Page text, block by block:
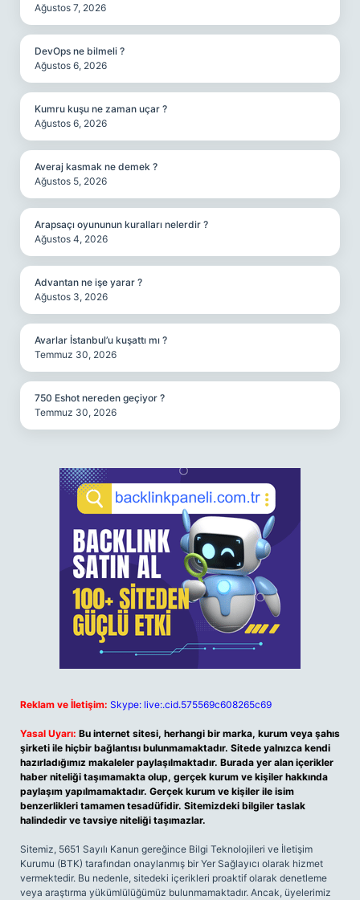
Ağustos 7, 2026
DevOps ne bilmeli ?
Ağustos 6, 2026
Kumru kuşu ne zaman uçar ?
Ağustos 6, 2026
Averaj kasmak ne demek ?
Ağustos 5, 2026
Arapsaçı oyununun kuralları nelerdir ?
Ağustos 4, 2026
Advantan ne işe yarar ?
Ağustos 3, 2026
Avarlar İstanbul’u kuşattı mı ?
Temmuz 30, 2026
750 Eshot nereden geçiyor ?
Temmuz 30, 2026
Reklam ve İletişim: Skype: live:.cid.575569c608265c69
Yasal Uyarı: Bu internet sitesi, herhangi bir marka, kurum veya şahıs
şirketi ile hiçbir bağlantısı bulunmamaktadır. Sitede yalnızca kendi
hazırladığımız makaleler paylaşılmaktadır. Burada yer alan içerikler
haber niteliği taşımamakta olup, gerçek kurum ve kişiler hakkında
paylaşım yapılmamaktadır. Gerçek kurum ve kişiler ile isim
benzerlikleri tamamen tesadüfidir. Sitemizdeki bilgiler taslak
halindedir ve tavsiye niteliği taşımazlar.
Sitemiz, 5651 Sayılı Kanun gereğince Bilgi Teknolojileri ve İletişim
Kurumu (BTK) tarafından onaylanmış bir Yer Sağlayıcı olarak hizmet
vermektedir. Bu nedenle, sitedeki içerikleri proaktif olarak denetleme
veya araştırma yükümlülüğümüz bulunmamaktadır. Ancak, üyelerimiz